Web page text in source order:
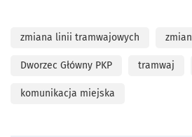
zmiana linii tramwajowych
Dworzec Główny PKP tramwaj
komunikacja miejska